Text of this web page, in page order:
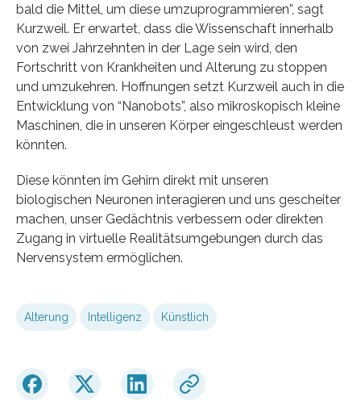
bald die Mittel, um diese umzuprogrammieren”, sagt
Kurzweil. Er erwartet, dass die Wissenschaft innerhalb
von zwei Jahrzehnten in der Lage sein wird, den
Fortschritt von Krankheiten und Alterung zu stoppen
und umzukehren. Hoffnungen setzt Kurzweil auch in die
Entwicklung von “Nanobots”, also mikroskopisch kleine
Maschinen, die in unseren Körper eingeschleust werden
könnten.
Diese könnten im Gehirn direkt mit unseren
biologischen Neuronen interagieren und uns gescheiter
machen, unser Gedächtnis verbessern oder direkten
Zugang in virtuelle Realitätsumgebungen durch das
Nervensystem ermöglichen.
Alterung Intelligenz Künstlich